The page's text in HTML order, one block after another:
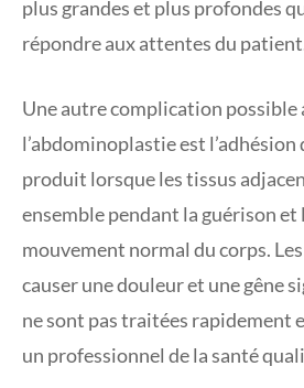
plus grandes et plus profondes
répondre aux attentes du
Une autre complication possible
l’abdominoplastie est l’adhésion
produit lorsque les tissus
ensemble pendant la guérison
mouvement normal du corps.
causer une douleur et une gêne
ne sont pas traitées rapidement
un professionnel de la santé